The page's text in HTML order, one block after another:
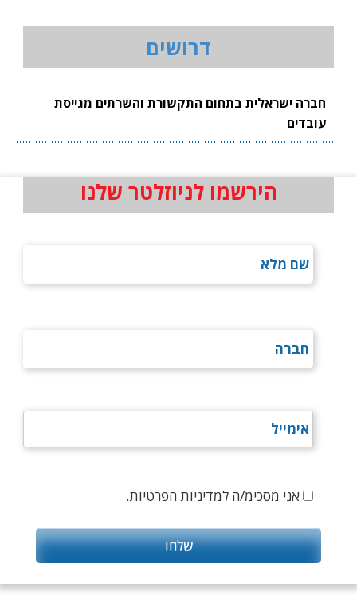
דרושים
חברה ישראלית בתחום התקשורת והשרתים מגייסת
עובדים
הירשמו לניוזלטר שלנו
אני מסכימ/ה למדיניות הפרטיות.